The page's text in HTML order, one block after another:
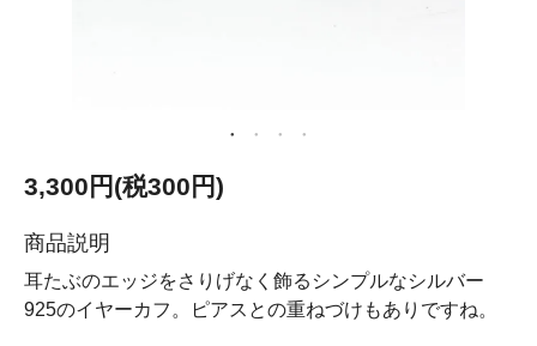
3,300円(税300円)
商品説明
耳たぶのエッジをさりげなく飾るシンプルなシルバー
925のイヤーカフ。ピアスとの重ねづけもありですね。